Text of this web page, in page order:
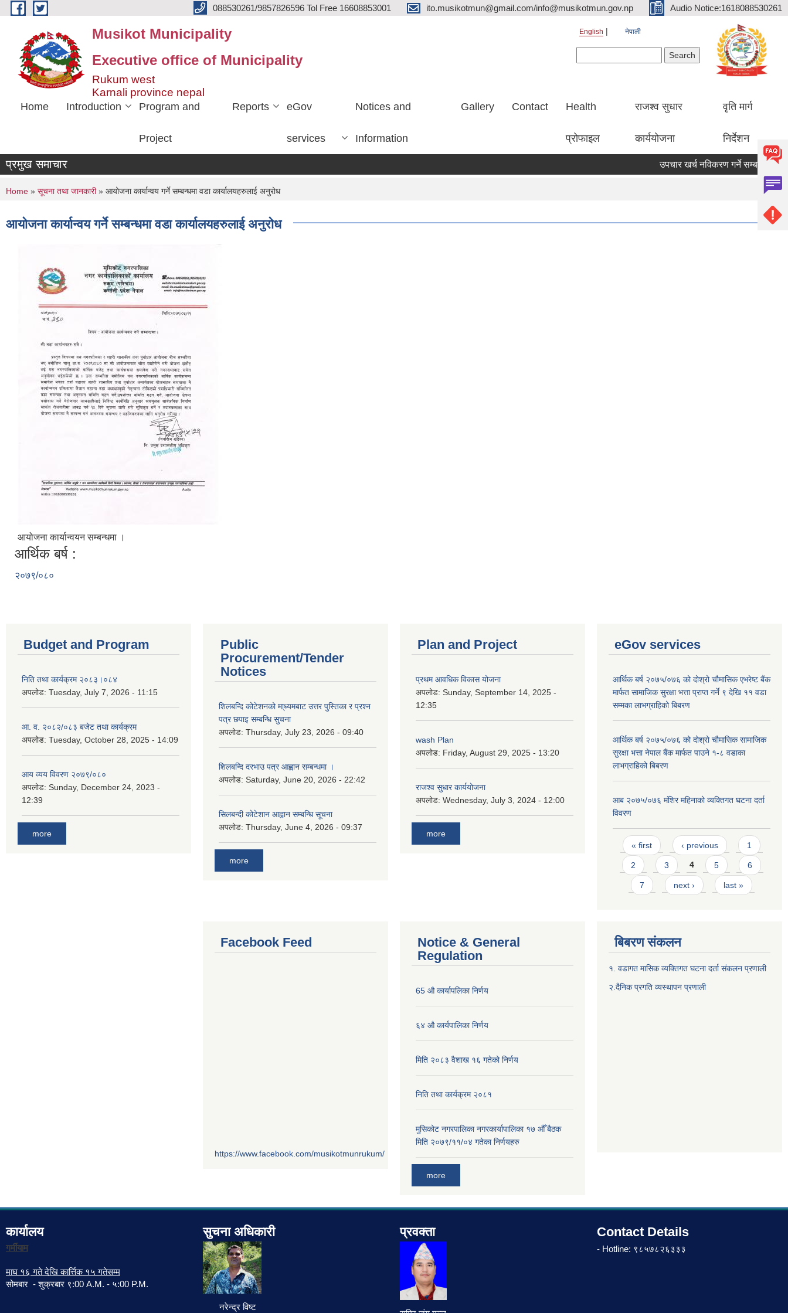
Skip to main content 088530261/9857826596 Tol Free 16608853001 ito.musikotmun@gmail.com/info@musikotmun.gov.np Audio Notice:1618088530261
Musikot Municipality
Executive office of Municipality
Rukum west
Karnali province nepal
English नेपाली
Home Introduction Program and
Project
Reports eGov
services
Notices and
Information
Gallery Contact Health
प्रोफाइल
राजश्व सुधार
कार्ययोजना
वृति मार्ग
निर्देशन
प्रमुख समाचार उपचार खर्च नविकरण गर्ने सम्बन्धमा
You are here
Home » सूचना तथा जानकारी» आयोजना कार्यान्वय गर्ने सम्बन्धमा वडा कार्यालयहरुलाई अनुरोध
आयोजना कार्यान्वय गर्ने सम्बन्धमा वडा कार्यालयहरुलाई अनुरोध
आयोजना कार्यान्वयन सम्बन्धमा ।
आर्थिक बर्ष :
२०७९/०८०
Budget and Program
निति तथा कार्यक्रम २०८३।०८४
अपलोड: Tuesday, July 7, 2026 - 11:15
आ. व. २०८२/०८३ बजेट तथा कार्यक्रम
अपलोड: Tuesday, October 28, 2025 - 14:09
आय व्यय विवरण २०७९/०८०
अपलोड: Sunday, December 24, 2023 -
12:39
more
Public
Procurement/Tender
Notices
शिलबन्दि कोटेशनको मा्ध्यमबाट उत्तर पुस्तिका र प्रश्न
पत्र छपाइ सम्बन्धि सुचना
अपलोड: Thursday, July 23, 2026 - 09:40
शिलबन्दि दरभाउ पत्र आह्वान सम्बन्धमा ।
अपलोड: Saturday, June 20, 2026 - 22:42
सिलबन्दी कोटेशान आह्वान सम्बन्धि सूचना
अपलोड: Thursday, June 4, 2026 - 09:37
more
Plan and Project
प्रथम आवधिक विकास योजना
अपलोड: Sunday, September 14, 2025 -
12:35
wash Plan
अपलोड: Friday, August 29, 2025 - 13:20
राजश्व सुधार कार्ययोजना
अपलोड: Wednesday, July 3, 2024 - 12:00
more
eGov services
आर्थिक बर्ष २०७५/०७६ को दोश्रो चौमासिक एभरेष्ट बैंक
मार्फत सामाजिक सुरक्षा भत्ता प्राप्त गर्ने ९ देखि ११ वडा
सम्मका लाभग्राहिको बिबरण
आर्थिक बर्ष २०७५/०७६ को दोश्रो चौमासिक सामाजिक
सुरक्षा भत्ता नेपाल बैंक मार्फत पाउने १-८ वडाका
लाभग्राहिको बिबरण
आब २०७५/०७६ मंशिर महिनाको व्यक्तिगत घटना दर्ता
विवरण
Pages
« first ‹ previous 1
2 3 4 5 6
7 next › last »
Facebook Feed
https://www.facebook.com/musikotmunrukum/
Notice & General
Regulation
65 औ कार्यापलिका निर्णय
६४ औ कार्यपालिका निर्णय
मिति २०८३ वैशाख १६ गतेको निर्णय
निति तथा कार्यक्रम २०८१
मुसिकोट नगरपालिका नगरकार्यापालिका १७ औँ बैठक
मिति २०७९/११/०४ गतेका निर्णयहरु
more
बिबरण संकलन
१. वडागत मासिक व्यक्तिगत घटना दर्ता संकलन प्रणाली
२.दैनिक प्रगति व्यस्थापन प्रणाली
कार्यालय
गर्मीयाम
माघ १६ गते देखि कार्त्तिक १५ गतेसम्म
सोमबार - शुक्रबार ९:00 A.M. - ५:00 P.M.
सुचना अधिकारी
नरेन्द्र विष्ट
प्रवक्ता Contact Details
- Hotline: ९८५७८२६३३३